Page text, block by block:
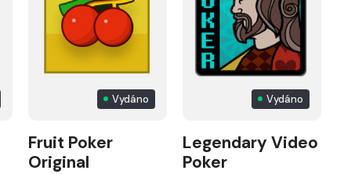
Vydáno
Fruit Poker
Original
Vydáno
Legendary Video
Poker